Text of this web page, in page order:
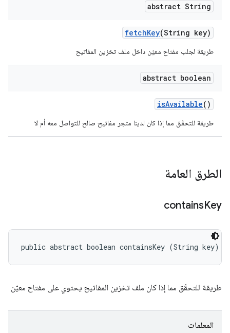
abstract String
fetchKey(String key)
طريقة لجلب مفتاح معيّن داخل ملف تخزين المفاتيح
abstract boolean
isAvailable()
طريقة للتحقّق مما إذا كان لدينا متجر مفاتيح صالح للتواصل معه أم لا
الطرق العامة
containsKey
public abstract boolean containsKey (String key)
طريقة للتحقّق مما إذا كان ملف تخزين المفاتيح يحتوي على مفتاح معيّن
المعلمات